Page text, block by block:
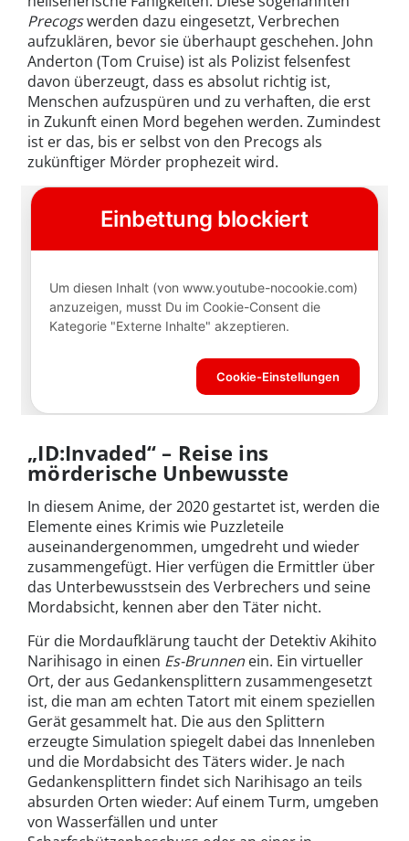
Precogswerden dazu eingesetzt, Verbrechen
aufzuklären, bevor sie überhaupt geschehen. John
Anderton (Tom Cruise) ist als Polizist felsenfest
davon überzeugt, dass es absolut richtig ist,
Menschen aufzuspüren und zu verhaften, die erst
in Zukunft einen Mord begehen werden. Zumindest
ist er das, bis er selbst von den Precogs als
zukünftiger Mörder prophezeit wird.
„ID:Invaded“ – Reise ins
mörderische Unbewusste
In diesem Anime, der 2020 gestartet ist, werden die
Elemente eines Krimis wie Puzzleteile
auseinandergenommen, umgedreht und wieder
zusammengefügt. Hier verfügen die Ermittler über
das Unterbewusstsein des Verbrechers und seine
Mordabsicht, kennen aber den Täter nicht.
Für die Mordaufklärung taucht der Detektiv Akihito
Narihisago in einen Es-Brunnen ein. Ein virtueller
Ort, der aus Gedankensplittern zusammengesetzt
ist, die man am echten Tatort mit einem speziellen
Gerät gesammelt hat. Die aus den Splittern
erzeugte Simulation spiegelt dabei das Innenleben
und die Mordabsicht des Täters wider. Je nach
Gedankensplittern findet sich Narihisago an teils
absurden Orten wieder: Auf einem Turm, umgeben
von Wasserfällen und unter